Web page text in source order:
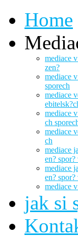
Home
mediace
zen?
mediace
sporech
mediace
mediace
ch
mediace
ch
mediace
en?
mediace
en?
mediace
jak si